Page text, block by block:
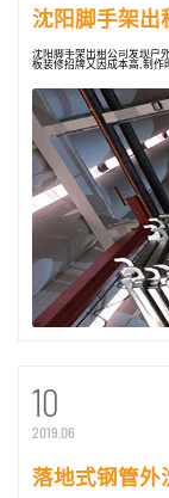
沈阳脚手架出
沈阳脚手架出租公司发现户
板装修招牌又因成本高,制作
10
2019.06
落地式钢管外